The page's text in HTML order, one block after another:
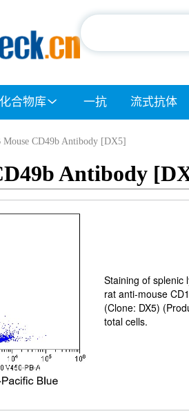
化合物库 一抗 流式抗体
Mouse CD49b Antibody [DX5]
Antibody
Staining of splenic
rat anti-mouse
(Clone: DX5)
total cells.